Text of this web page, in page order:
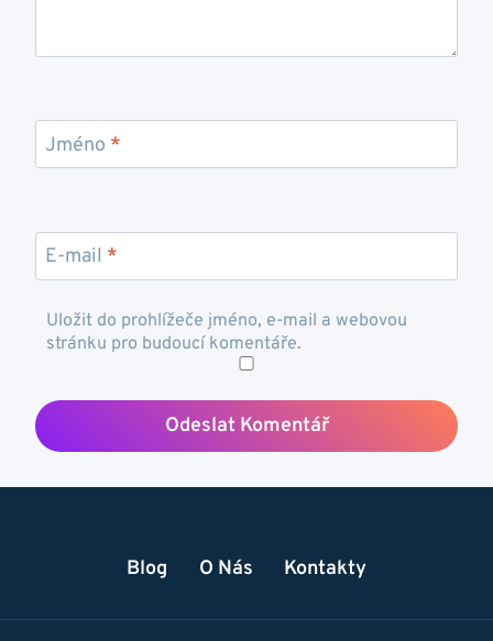
Jméno *
E-mail *
Uložit do prohlížeče jméno, e-mail a webovou
stránku pro budoucí komentáře.
Blog O Nás Kontakty